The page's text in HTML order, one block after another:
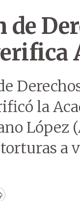
de
la
López
a